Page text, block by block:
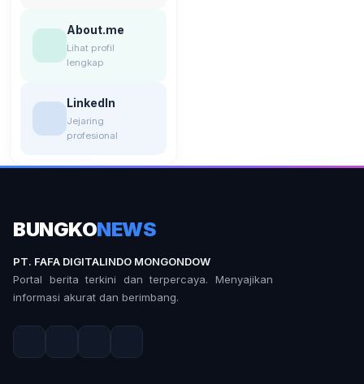
About.me
Lihat profil
lengkap
LinkedIn
Jejaring
profesional
BUNGKONEWS
PT. FAFA DIGITALINDO MONGONDOW
Portal berita terkini dan terpercaya. Menyajikan
informasi akurat dan berimbang.